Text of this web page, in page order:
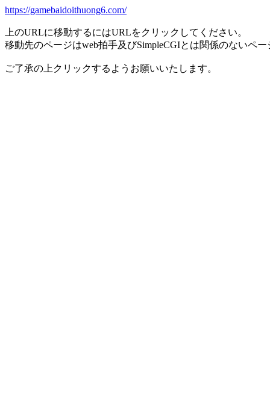
https://gamebaidoithuong6.com/
上のURLに移動するにはURLをクリックしてください。
移動先のページはweb拍手及びSimpleCGIとは関係のないペ
ご了承の上クリックするようお願いいたします。